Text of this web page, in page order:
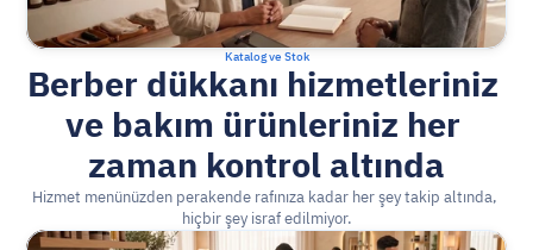
Katalog ve Stok
Berber dükkanı hizmetleriniz
ve bakım ürünleriniz her
zaman kontrol altında
Hizmet menünüzden perakende rafınıza kadar her şey takip altında,
hiçbir şey israf edilmiyor.